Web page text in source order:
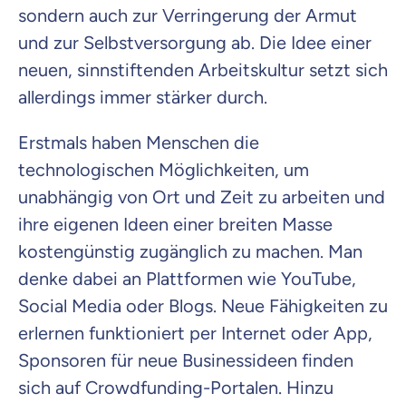
sondern auch zur Verringerung der Armut
und zur Selbstversorgung ab. Die Idee einer
neuen, sinnstiftenden Arbeitskultur setzt sich
allerdings immer stärker durch.
Erstmals haben Menschen die
technologischen Möglichkeiten, um
unabhängig von Ort und Zeit zu arbeiten und
ihre eigenen Ideen einer breiten Masse
kostengünstig zugänglich zu machen. Man
denke dabei an Plattformen wie YouTube,
Social Media oder Blogs. Neue Fähigkeiten zu
erlernen funktioniert per Internet oder App,
Sponsoren für neue Businessideen finden
sich auf Crowdfunding-Portalen. Hinzu